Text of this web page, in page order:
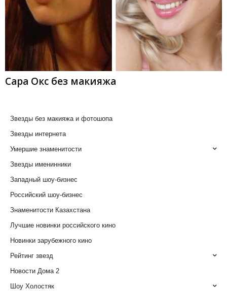
Сара Окс без макияжа
Звезды без макияжа и фотошопа
Звезды интернета
Умершие знаменитости
Звезды именинники
Западный шоу-бизнес
Российский шоу-бизнес
Знаменитости Казахстана
Лучшие новинки российского кино
Новинки зарубежного кино
Рейтинг звезд
Новости Дома 2
Шоу Холостяк